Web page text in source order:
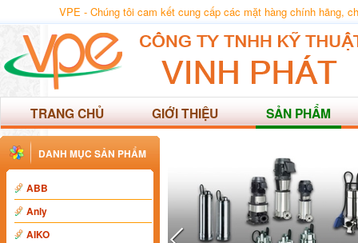
VPE - Chúng tôi cam kết cung cấp các mặt hàng chính hãng,
TRANG CHỦ GIỚI THIỆU SẢN PHẨM
DANH MỤC SẢN PHẨM
ABB
Anly
AIKO